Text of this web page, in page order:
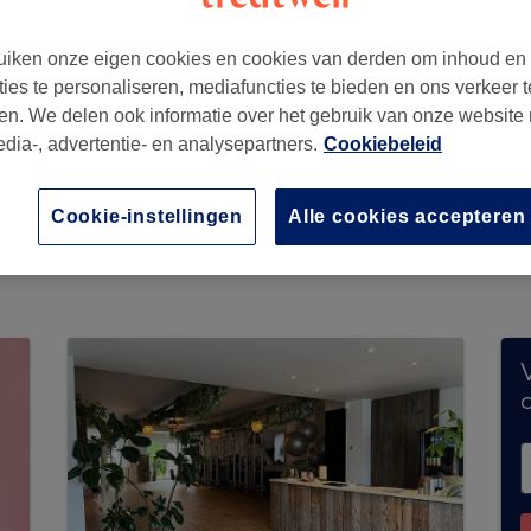
Etienne, 1490
momenteel geen boekingen via Treatwell.
Je vindt er tal van
onze eigen cookies en cookies van derden om inhoud en
te personaliseren, mediafuncties te bieden en ons verkeer
We delen ook informatie over het gebruik van onze website
, advertentie- en analysepartners. Cookiebeleid
Alle cookies accepteren
Cookie-instellingen